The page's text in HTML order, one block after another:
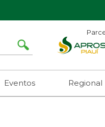
Eventos Regional